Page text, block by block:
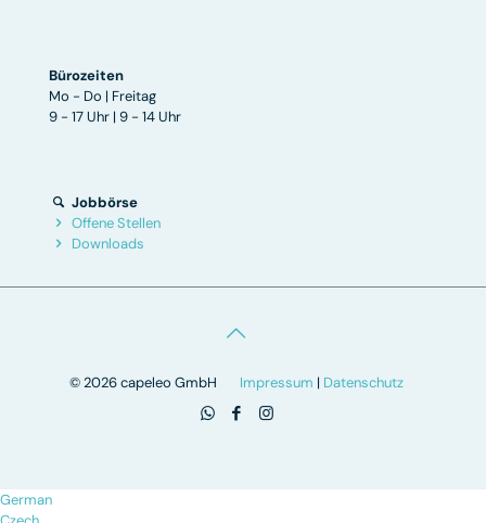
Bürozeiten
Mo - Do | Freitag
9 - 17 Uhr | 9 - 14 Uhr
Jobbörse
Offene Stellen
Downloads
© 2026 capeleo GmbH Impressum | Datenschutz
German